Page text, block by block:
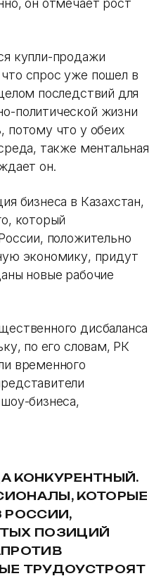
купли-продажи
спрос уже пошел в
последствий для
политической жизни
потому что у обеих
также ментальная
он.
бизнеса в Казахстан,
который
положительно
экономику, придут
новые рабочие
дисбаланса
по его словам, РК
временного
бизнеса,
КОНКУРЕНТНЫЙ.
КОТОРЫЕ
РОССИИ,
ПОЗИЦИЙ
ТРУДОУСТРОЯТ